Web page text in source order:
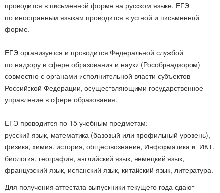
проводится в письменной форме на русском языке. ЕГЭ
по иностранным языкам проводится в устной и письменной
форме.
ЕГЭ организуется и проводится Федеральной службой
по надзору в сфере образования и науки (Рособрнадзором)
совместно с органами исполнительной власти субъектов
Российской Федерации, осуществляющими государственное
управление в сфере образования.
ЕГЭ проводится по 15 учебным предметам:
русский язык, математика (базовый или профильный уровень),
физика, химия, история, обществознание, Информатика и ИКТ,
биология, география, английский язык, немецкий язык,
французский язык, испанский язык, китайский язык, литература.
Для получения аттестата выпускники текущего года сдают